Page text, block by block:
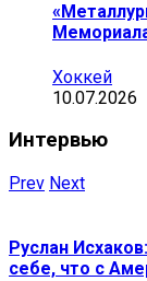
Хоккей
10.07.2026
Интервью
Prev Next
Руслан
себе, что с